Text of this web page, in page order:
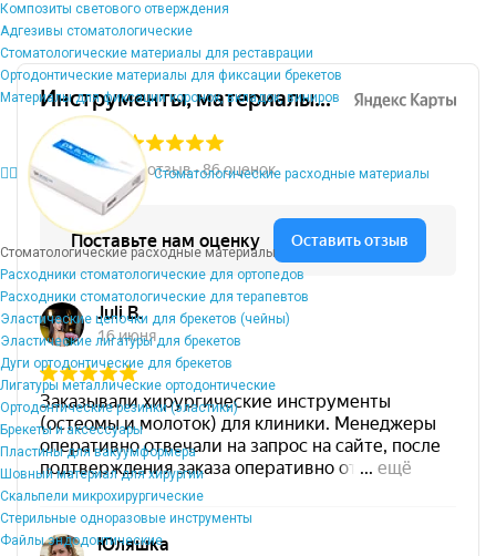
Композиты светового отверждения
Адгезивы стоматологические
Стоматологические материалы для реставрации
Ортодонтические материалы для фиксации брекетов
Материалы для фиксации коронок, вкладок, виниров
Стоматологические расходные материалы
Стоматологические расходные материалы
Расходники стоматологические для ортопедов
Расходники стоматологические для терапевтов
Эластические цепочки для брекетов (чейны)
Эластические лигатуры для брекетов
Дуги ортодонтические для брекетов
Лигатуры металлические ортодонтические
Ортодонтические резинки (эластики)
Брекеты и аксессуары
Пластины для вакуумформера
Шовный материал для хирургии
Скальпели микрохирургические
Стерильные одноразовые инструменты
Файлы эндодонтические